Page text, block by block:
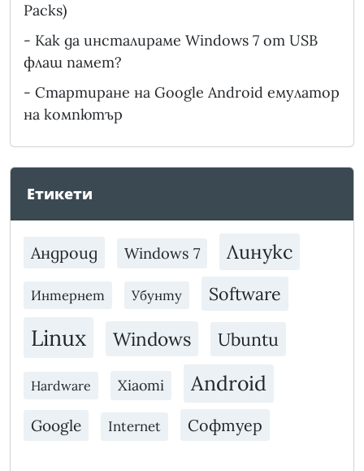
Packs)
- Как да инсталираме Windows 7 от USB
флаш памет?
- Стартиране на Google Android емулатор
на компютър
Етикети
Андроид Windows 7 Линукс
Интернет Убунту Software
Linux Windows Ubuntu
Hardware Xiaomi Android
Google Internet Софтуер